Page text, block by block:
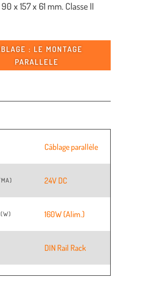
90 x 157 x 61 mm. Classe II
: LE MONTAGE
PARALLELE
Câblage parallèle
24V DC
160W (Alim.)
DIN Rail Rack